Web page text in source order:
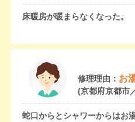
床暖房が暖まらなくなった。
修理理由： お
(京都府京都市
蛇口からとシャワーからはお